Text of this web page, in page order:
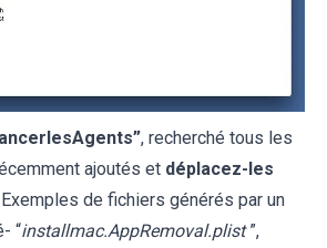
, recherché tous les
ajoutés et déplacez-les
Exemples de fichiers générés par un
“installmac.AppRemoval.plist ”,